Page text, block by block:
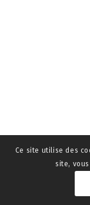
Ce site utilise des
site,